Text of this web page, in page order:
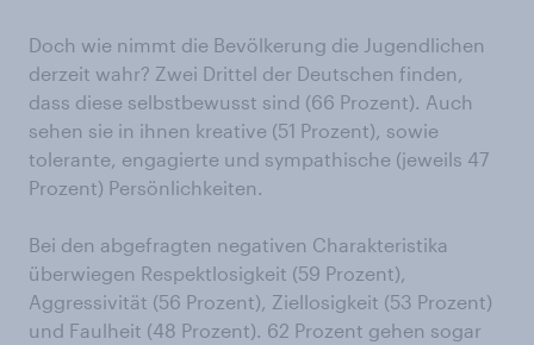
Doch wie nimmt die Bevölkerung die Jugendlichen
derzeit wahr? Zwei Drittel der Deutschen finden,
dass diese selbstbewusst sind (66 Prozent). Auch
sehen sie in ihnen kreative (51 Prozent), sowie
tolerante, engagierte und sympathische (jeweils 47
Prozent) Persönlichkeiten.
Bei den abgefragten negativen Charakteristika
überwiegen Respektlosigkeit (59 Prozent),
Aggressivität (56 Prozent), Ziellosigkeit (53 Prozent)
und Faulheit (48 Prozent). 62 Prozent gehen sogar